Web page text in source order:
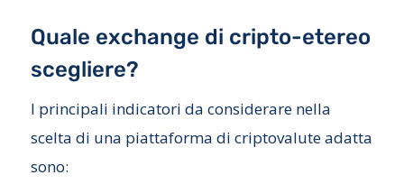
Quale exchange di cripto-etereo
scegliere?
I principali indicatori da considerare nella
scelta di una piattaforma di criptovalute adatta
sono: